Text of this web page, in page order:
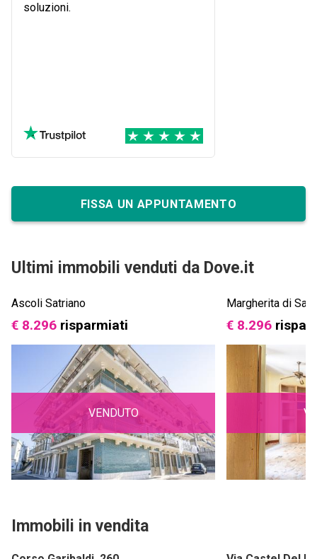
soluzioni.
FISSA UN APPUNTAMENTO
Ultimi immobili venduti da Dove.it
Ascoli Satriano
€ 8.296 risparmiati
VENDUTO
Margherita di
€ 8.296
Immobili in vendita